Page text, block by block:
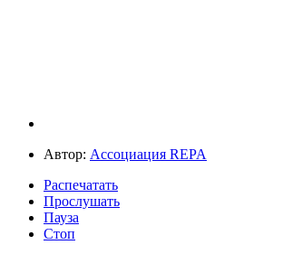
Автор: Ассоциация REPA
Распечатать
Прослушать
Пауза
Стоп